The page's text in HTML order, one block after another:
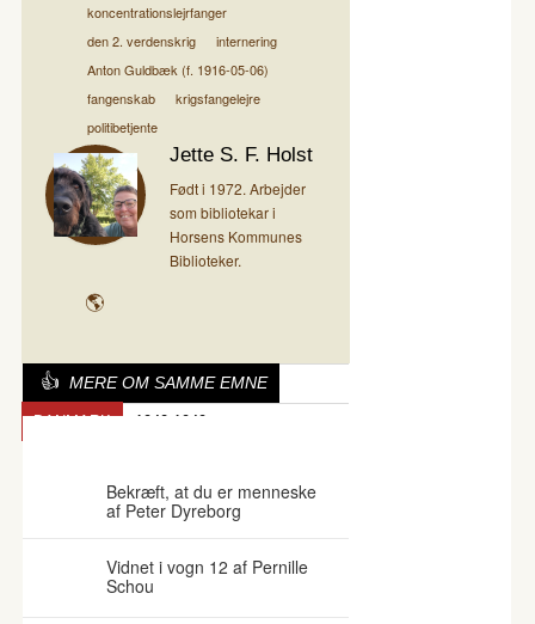
koncentrationslejrfanger
den 2. verdenskrig
internering
Anton Guldbæk (f. 1916-05-06)
fangenskab
krigsfangelejre
politibetjente
Jette S. F. Holst
Født i 1972. Arbejder
som bibliotekar i
Horsens Kommunes
Biblioteker.
MERE OM SAMME EMNE
DANMARK 1940-1949
Bekræft, at du er menneske
af Peter Dyreborg
Vidnet i vogn 12 af Pernille
Schou